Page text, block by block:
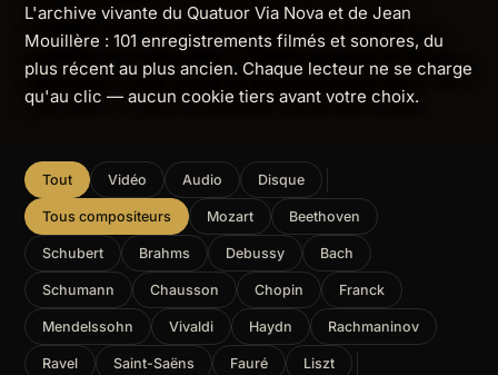
L'archive vivante du Quatuor Via Nova et de Jean
Mouillère : 101 enregistrements filmés et sonores, du
plus récent au plus ancien. Chaque lecteur ne se charge
qu'au clic — aucun cookie tiers avant votre choix.
Tout Vidéo Audio Disque
Tous compositeurs Mozart Beethoven
Schubert Brahms Debussy Bach
Schumann Chausson Chopin Franck
Mendelssohn Vivaldi Haydn Rachmaninov
Ravel Saint-Saëns Fauré Liszt